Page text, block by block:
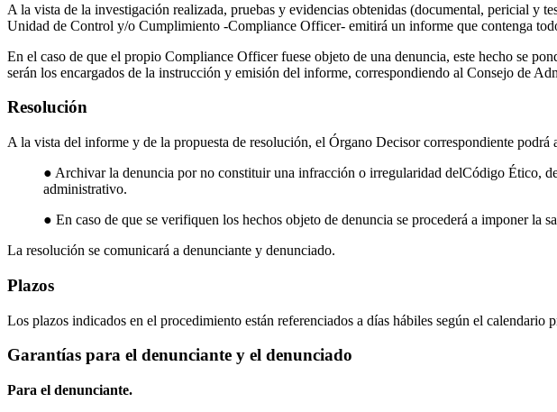
A la vista de la investigación realizada, pruebas y evidencias obtenidas (documental, pericial y
Unidad de Control y/o Cumplimiento -Compliance Officer- emitirá un informe que contenga
En el caso de que el propio Compliance Officer fuese objeto de una denuncia, este hecho se
serán los encargados de la instrucción y emisión del informe, correspondiendo al Consejo de
Resolución
A la vista del informe y de la propuesta de resolución, el Órgano Decisor correspondiente podrá
● Archivar la denuncia por no constituir una infracción o irregularidad delCódigo Ético,
administrativo.
● En caso de que se verifiquen los hechos objeto de denuncia se procederá a imponer
La resolución se comunicará a denunciante y denunciado.
Plazos
Los plazos indicados en el procedimiento están referenciados a días hábiles según el calendario
Garantías para el denunciante y el denunciado
Para el denunciante.